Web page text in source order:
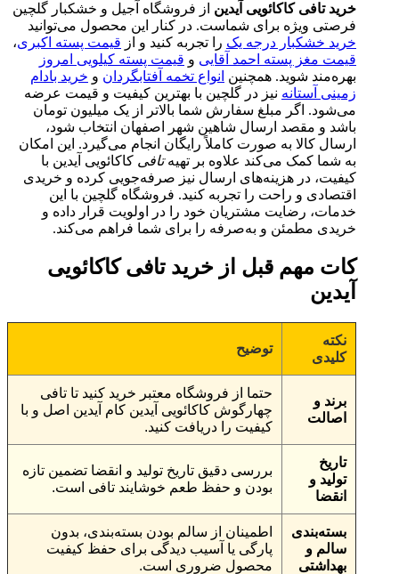
خرید تافی کاکائویی آیدین از فروشگاه آجیل و خشکبار گلچین
فرصتی ویژه برای شماست. در کنار این محصول می‌توانید
خرید خشکبار درجه یک را تجربه کنید و از قیمت پسته اکبری،
قیمت مغز پسته احمد آقایی و قیمت پسته کیلویی امروز
بهره‌مند شوید. همچنین انواع تخمه آفتابگردان و خرید بادام
زمینی آستانه نیز در گلچین با بهترین کیفیت و قیمت عرضه
می‌شود. اگر مبلغ سفارش شما بالاتر از یک میلیون تومان
باشد و مقصد ارسال شاهین شهر اصفهان انتخاب شود،
ارسال کالا به صورت کاملاً رایگان انجام می‌گیرد. این امکان
به شما کمک می‌کند علاوه بر تهیهتافی کاکائویی آیدین با
کیفیت، در هزینه‌های ارسال نیز صرفه‌جویی کرده و خریدی
اقتصادی و راحت را تجربه کنید. فروشگاه گلچین با این
خدمات، رضایت مشتریان خود را در اولویت قرار داده و
خریدی مطمئن و به‌صرفه را برای شما فراهم می‌کند.
کات مهم قبل از خرید تافی کاکائویی
آیدین
نکته
کلیدی
توضیح
برند و
اصالت
حتما از فروشگاه معتبر خرید کنید تا تافی
چهارگوش کاکائویی آیدین کام آیدین اصل و با
کیفیت را دریافت کنید.
تاریخ
تولید و
انقضا
بررسی دقیق تاریخ تولید و انقضا تضمین تازه
بودن و حفظ طعم خوشایند تافی است.
بسته‌بندی
سالم و
بهداشتی
اطمینان از سالم بودن بسته‌بندی، بدون
پارگی یا آسیب دیدگی برای حفظ کیفیت
محصول ضروری است.